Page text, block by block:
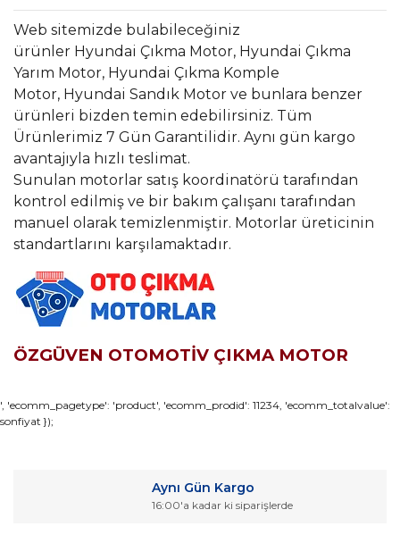
Web sitemizde bulabileceğiniz
ürünler Hyundai Çıkma Motor, Hyundai Çıkma
Yarım Motor, Hyundai Çıkma Komple
Motor, Hyundai Sandık Motor ve bunlara benzer
ürünleri bizden temin edebilirsiniz. Tüm
Ürünlerimiz 7 Gün Garantilidir. Aynı gün kargo
avantajıyla hızlı teslimat.
Sunulan motorlar satış koordinatörü tarafından
kontrol edilmiş ve bir bakım çalışanı tarafından
manuel olarak temizlenmiştir. Motorlar üreticinin
standartlarını karşılamaktadır.
ÖZGÜVEN OTOMOTİV ÇIKMA MOTOR
Yorum Yaz
Bu ürünün fiyat bilgisi, resim, ürün açıklamalarında ve diğer
konularda yetersiz gördüğünüz noktaları öneri formunu
Ürün resmi kalitesiz, bozuk veya görüntülenemiyor.
', 'ecomm_pagetype': 'product', 'ecomm_prodid': 11234, 'ecomm_totalvalue':
sonfiyat });
Aynı Gün Kargo
16:00'a kadar ki siparişlerde